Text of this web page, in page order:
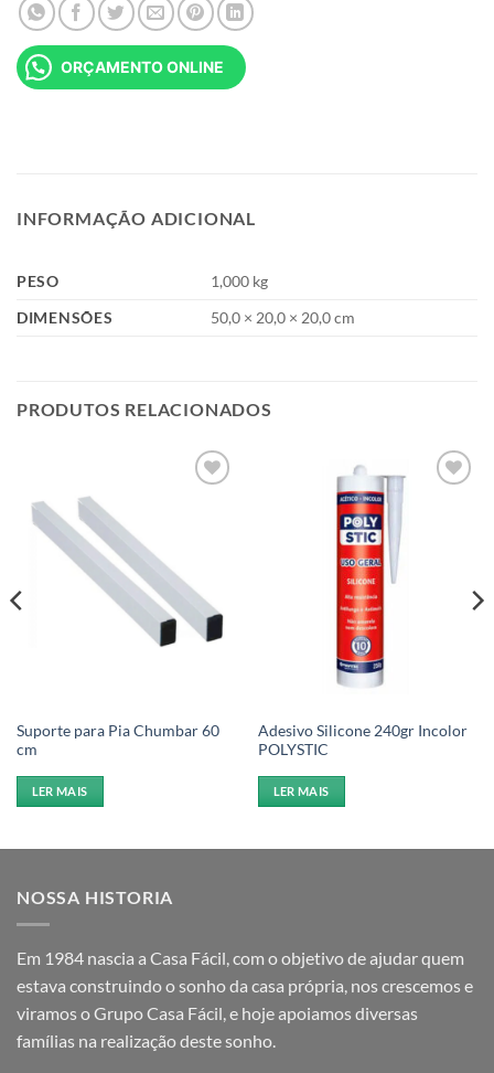
ORÇAMENTO ONLINE
INFORMAÇÃO ADICIONAL
PESO
1,000 kg
DIMENSÕES
50,0 × 20,0 × 20,0 cm
PRODUTOS RELACIONADOS
Suporte para Pia Chumbar 60
cm
LER MAIS
Adesivo Silicone 240gr Incolor
POLYSTIC
LER MAIS
NOSSA HISTORIA
Em 1984 nascia a Casa Fácil, com o objetivo de ajudar quem
estava construindo o sonho da casa própria, nos crescemos e
viramos o Grupo Casa Fácil, e hoje apoiamos diversas
famílias na realização deste sonho.